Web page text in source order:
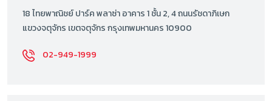
18 ไทยพาณิชย์ ปาร์ค พลาซ่า อาคาร 1 ชั้น 2, 4 ถนนรัชดาภิเษก
แขวงจตุจักร เขตจตุจักร กรุงเทพมหานคร 10900
02-949-1999